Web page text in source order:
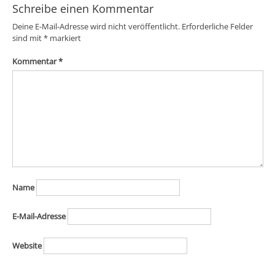
Schreibe einen Kommentar
Deine E-Mail-Adresse wird nicht veröffentlicht. Erforderliche Felder
sind mit*markiert
Kommentar*
Name
E-Mail-Adresse
Website